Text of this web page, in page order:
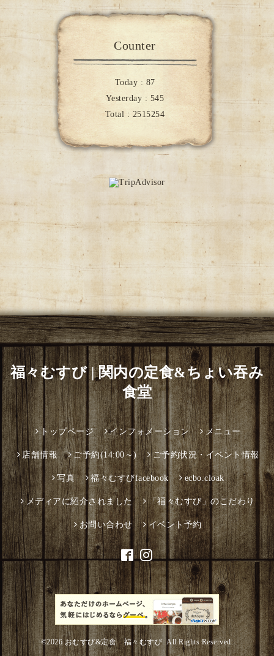
Counter
Today : 87
Yesterday : 545
Total : 2515254
福々むすび | 関内の定食&ちょい吞み
食堂
トップページ インフォメーション メニュー
店舗情報 ご予約(14:00～) ご予約状況・イベント情報
写真 福々むすびfacebook ecbo.cloak
メディアに紹介されました 「福々むすび」のこだわり
お問い合わせ イベント予約
©2026おむすび&定食 福々むすび. All Rights Reserved.